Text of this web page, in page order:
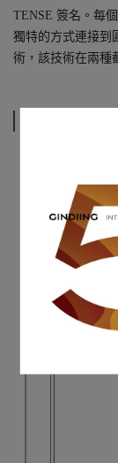
TENSE 簽名。每
獨特的方式連接到
術，該技術在兩種